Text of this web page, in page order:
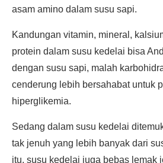
asam amino dalam susu sapi.
Kandungan vitamin, mineral,
protein dalam susu kedelai bisa
dengan susu sapi, malah
cenderung lebih bersahabat untuk
hiperglikemia.
Sedang dalam susu kedelai
tak jenuh yang lebih banyak dari
itu, susu kedelai juga bebas lemak